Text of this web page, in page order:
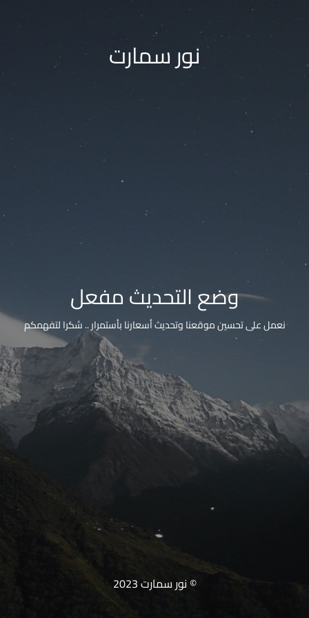
نور سمارت
وضع التحديث مفعل
نعمل على تحسين موقعنا وتحديث أسعارنا بأستمرار .. شكرا لتفهمكم
© نور سمارت 2023